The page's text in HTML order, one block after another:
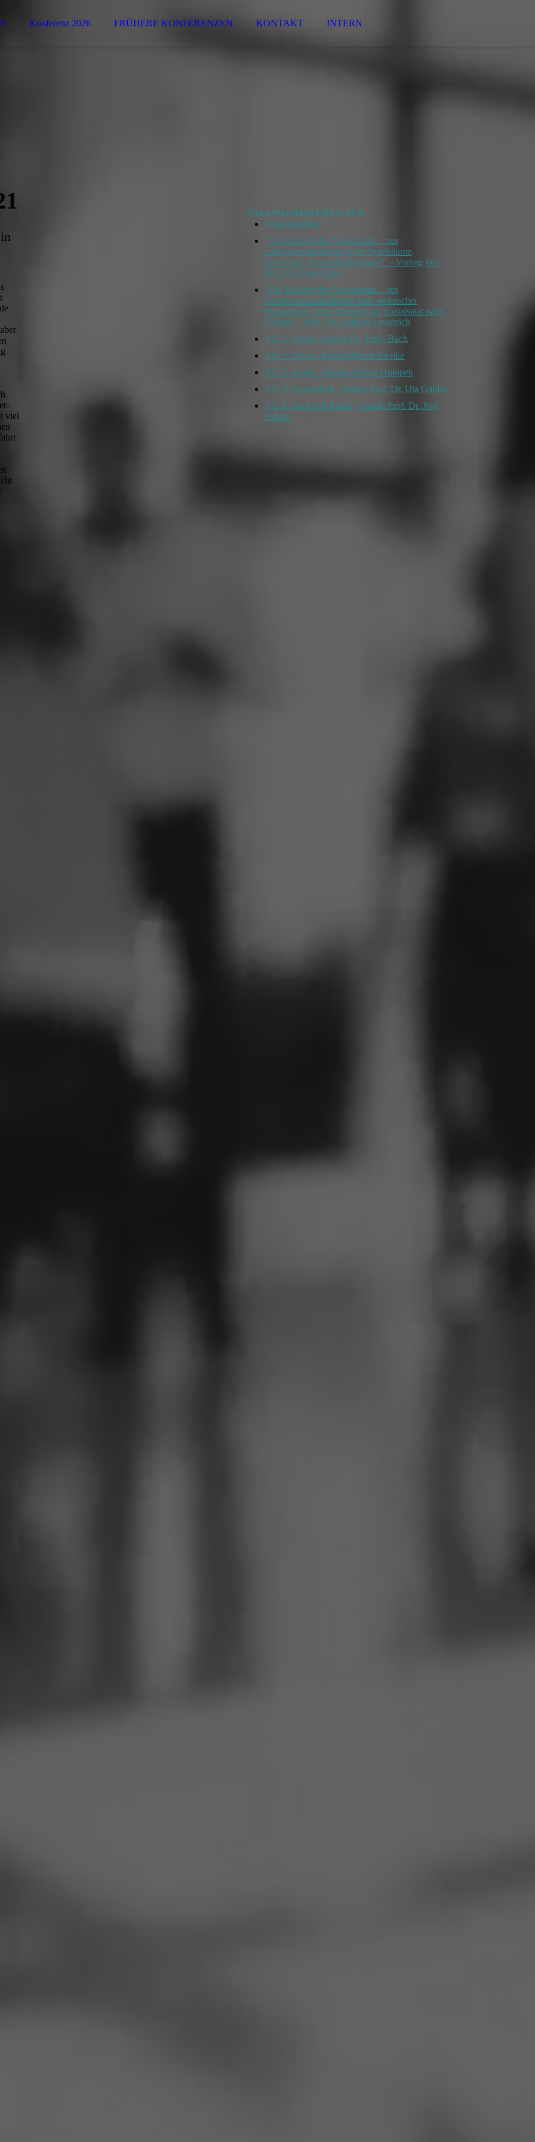
Konferenz 2026 FRÜHERE KONFERENZEN KONTAKT INTERN
viel
TAGUNGSMATERIALIEN
Programmflyer
"Die Zukunft des Sozialstaats... aus
volkswirtschaftlicher Sicht: Spielräume,
Potenziale, Herausforderungen" - Vortrag von
Prof. Dr. Peter Haan
"Die Zukunft des Sozialstaats... aus
sozialwissenschaftlicher und –politischer
Perspektive: Zehn Thesen zum Sozialstaat nach
Corona" - Prof. Dr. Stephan Lessenich
AG 1: Arbeit - Impuls Dr. Tanja Buch
AG 1: Arbeit - Impuls Marco Kiepke
AG 2: Armut - Impuls Andrea Hniopek
AG 3: Gesundheit - Impuls Prof. Dr. Uta Gaidys
AG 4: Stadt und Raum - Impuls Prof. Dr. Jörg
Pohlan